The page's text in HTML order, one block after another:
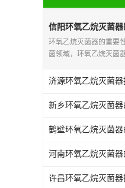
信阳环氧乙烷灭菌器
的效果因素
环氧乙烷灭菌器的重要
菌领域，环氧乙烷灭菌
济源环氧乙烷灭菌
新乡环氧乙烷灭菌
鹤壁环氧乙烷灭菌